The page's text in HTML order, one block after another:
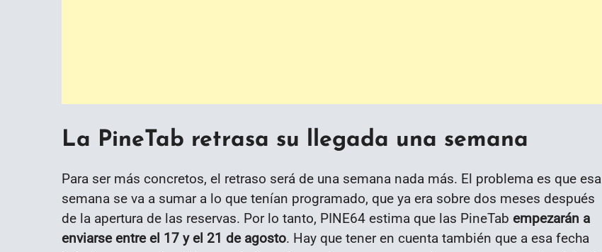
La PineTab retrasa su llegada una semana
Para ser más concretos, el retraso será de una semana nada más. El problema es que esa
semana se va a sumar a lo que tenían programado, que ya era sobre dos meses después
de la apertura de las reservas. Por lo tanto, PINE64 estima que las PineTab empezarán a
enviarse entre el 17 y el 21 de agosto. Hay que tener en cuenta también que a esa fecha